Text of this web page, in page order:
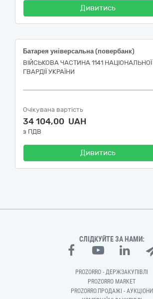
Дивитись
Батарея універсальна (повербанк)
ВІЙСЬКОВА ЧАСТИНА 1141 НАЦІОНАЛЬНОЇ
ГВАРДІЇ УКРАЇНИ
Очікувана вартість
34 104,00 UAH
з ПДВ
Дивитись
СЛІДКУЙТЕ ЗА НАМИ:
PROZORRO - ДЕРЖЗАКУПІВЛІ
PROZORRO MARKET
PROZORRO.ПРОДАЖІ - АУКЦІОНИ